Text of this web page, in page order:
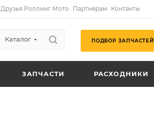
Друзья Роллинг Мото Партнёрам Контакты
Каталог ПОДБОР ЗАПЧАСТЕЙ
ЗАПЧАСТИ РАСХОДНИКИ